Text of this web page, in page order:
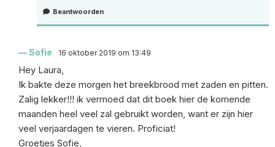
Beantwoorden
Sofie 16 oktober 2019 om 13:49
Hey Laura,
Ik bakte deze morgen het breekbrood met zaden en pitten.
Zalig lekker!!! ik vermoed dat dit boek hier de komende
maanden heel veel zal gebruikt worden, want er zijn hier
veel verjaardagen te vieren. Proficiat!
Groetjes Sofie,